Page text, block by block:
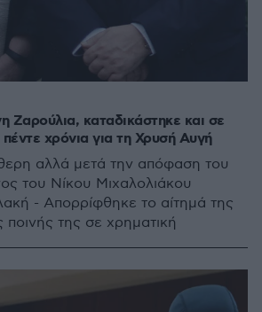
Ζαρούλια, καταδικάστηκε και σε
χρόνια για τη Χρυσή Αυγή
αλλά μετά την απόφαση του
του Νίκου Μιχαλολιάκου
- Απορρίφθηκε το αίτημά της
ποινής της σε χρηματική